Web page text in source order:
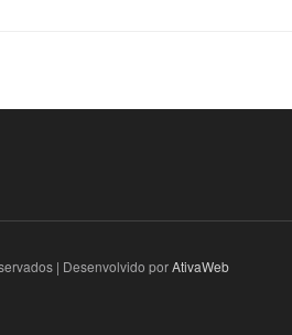
| Desenvolvido porAtivaWeb